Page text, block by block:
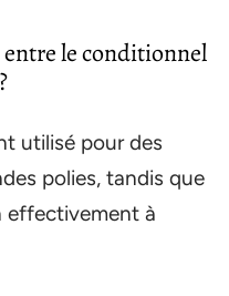
le conditionnel
utilisé pour des
polies, tandis que
effectivement à